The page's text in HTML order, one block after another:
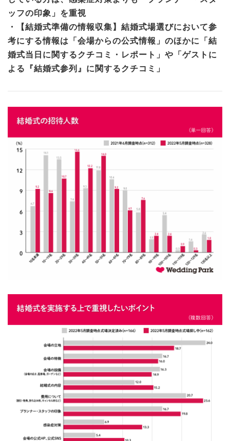
ッフの印象」を重視
・【結婚式準備の情報収集】結婚式場選びにおいて参
考にする情報は「会場からの公式情報」のほかに「結
婚式当日に関するクチコミ・レポート」や「ゲストに
よる『結婚式参列』に関するクチコミ」